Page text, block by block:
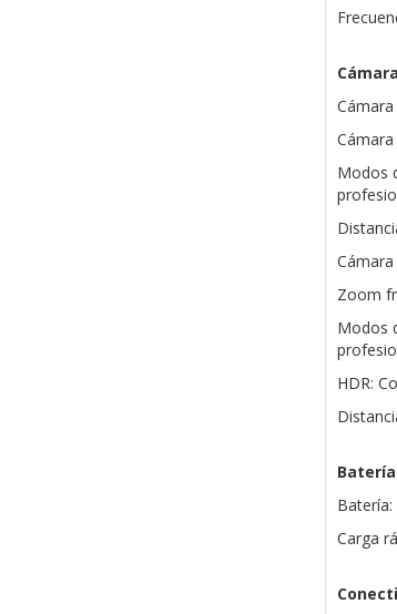
Modos
Zoom
Modos
HDR:
Carga